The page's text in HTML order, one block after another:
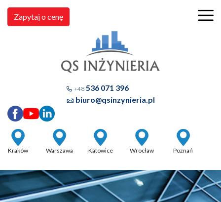
Kraków Warszawa Katowice Wrocław Poznań
+48536 071 396
biuro@qsinzynieria.pl
Zapytaj o cenę